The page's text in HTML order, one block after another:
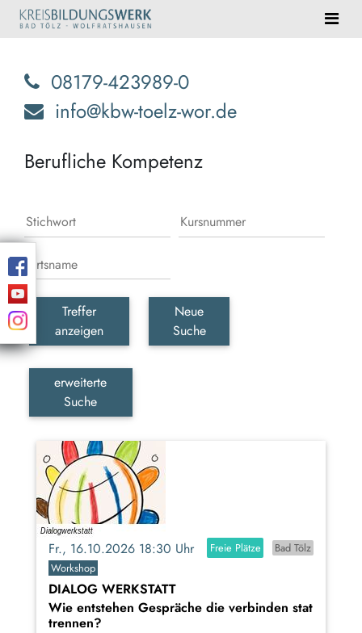
08179-423989-0
info@kbw-toelz-wor.de
Berufliche Kompetenz
Treffer
anzeigen
Neue
Suche
erweiterte
Suche
Fr., 16.10.2026 18:30 Uhr Freie Plätze
Bad Tölz
Workshop
DIALOG WERKSTATT
Wie entstehen Gespräche die verbinden stat
trennen?